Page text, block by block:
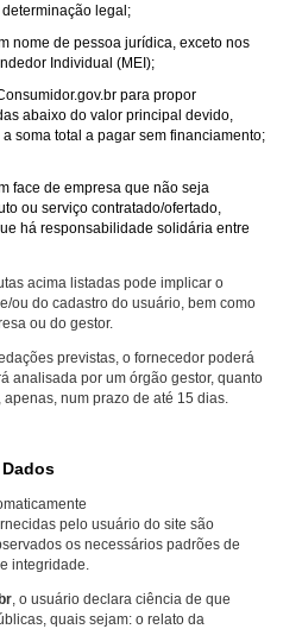
legal;
nome de pessoa jurídica, exceto nos
Individual (MEI);
para propor
abaixo do valor principal devido,
soma total a pagar sem financiamento;
face de empresa que não seja
ou serviço contratado/ofertado,
há responsabilidade solidária entre
acima listadas pode implicar o
ou do cadastro do usuário, bem como
ou do gestor.
previstas, o fornecedor poderá
analisada por um órgão gestor, quanto
num prazo de até 15 dias.
pelo usuário do site são
os necessários padrões de
integridade.
, o usuário declara ciência de que
quais sejam: o relato da